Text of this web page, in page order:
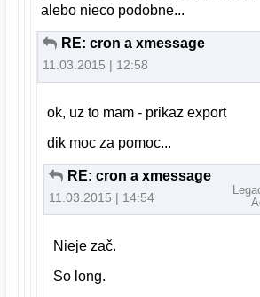
alebo nieco podobne...
RE: cron a xmessage
11.03.2015 | 12:58
ok, uz to mam - prikaz export
dik moc za pomoc...
RE: cron a xmessage
11.03.2015 | 14:54
Nieje zač.
So long.